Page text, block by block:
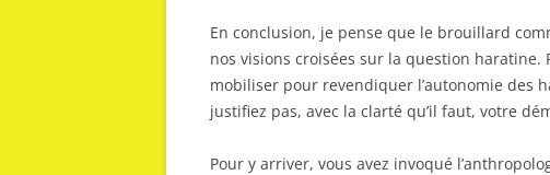
En conclusion, je pense que le brouillard
nos visions croisées sur la question haratine.
mobiliser pour revendiquer l’autonomie des
justifiez pas, avec la clarté qu’il faut, votre
Pour y arriver, vous avez invoqué